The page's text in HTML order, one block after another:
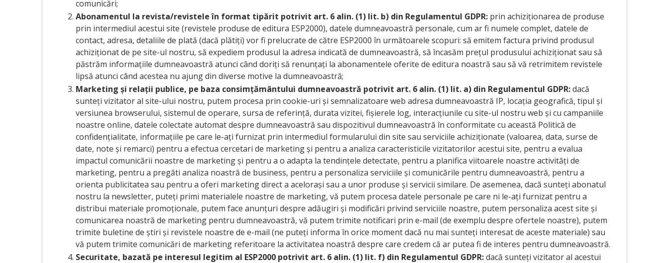
comunicări;
Abonamentul la revista/revistele în format tipărit potrivit art. 6 alin. (1) lit. b) din Regulamentul GDPR: prin achiziționarea de produse
prin intermediul acestui site (revistele produse de editura ESP2000), datele dumneavoastră personale, cum ar fi numele complet, datele de
contact, adresa, detaliile de plată (dacă plătiți) vor fi prelucrate de către ESP2000 în următoarele scopuri: să emitem factura privind produsul
achiziționat de pe site-ul nostru, să expediem produsul la adresa indicată de dumneavoastră, să încasăm prețul produsului achiziționat sau să
păstrăm informațiile dumneavoastră atunci când doriți să renunțați la abonamentele oferite de editura noastră sau să vă retrimitem revistele
lipsă atunci când acestea nu ajung din diverse motive la dumneavoastră;
Marketing și relații publice, pe baza consimțământului dumneavoastră potrivit art. 6 alin. (1) lit. a) din Regulamentul GDPR:dacă
sunteți vizitator al site-ului nostru, putem procesa prin cookie-uri și semnalizatoare web adresa dumneavoastră IP, locația geografică, tipul și
versiunea browserului, sistemul de operare, sursa de referință, durata vizitei, fișierele log, interacțiunile cu site-ul nostru web și cu campaniile
noastre online, datele colectate automat despre dumneavoastră sau dispozitivul dumneavoastră în conformitate cu această Politică de
confidențialitate, informațiile pe care le-ați furnizat prin intermediul formularului din site sau serviciile achiziționate (valoarea, data, surse de
date, note și remarci) pentru a efectua cercetari de marketing și pentru a analiza caracteristicile vizitatorilor acestui site, pentru a evalua
impactul comunicării noastre de marketing și pentru a o adapta la tendințele detectate, pentru a planifica viitoarele noastre activități de
marketing, pentru a pregăti analiza noastră de business, pentru a personaliza serviciile și comunicările pentru dumneavoastră, pentru a
orienta publicitatea sau pentru a oferi marketing direct a acelorași sau a unor produse și servicii similare. De asemenea, dacă sunteți abonatul
nostru la newsletter, puteți primi materialele noastre de marketing, vă putem procesa datele personale pe care ni le-ați furnizat pentru a
distribui materiale promoționale, putem face anunțuri despre adăugiri și modificări privind serviciile noastre, putem personaliza acest site și
comunicarea noastră de marketing pentru dumneavoastră, vă putem trimite notificari prin e-mail (de exemplu despre ofertele noastre), putem
trimite buletine de știri și revistele noastre de e-mail (ne puteți informa în orice moment dacă nu mai sunteți interesat de aceste materiale) sau
vă putem trimite comunicări de marketing referitoare la activitatea noastră despre care credem că ar putea fi de interes pentru dumneavoastră.
Securitate, bazată pe interesul legitim al ESP2000 potrivit art. 6 alin. (1) lit. f) din Regulamentul GDPR:dacă sunteți vizitator al acestui